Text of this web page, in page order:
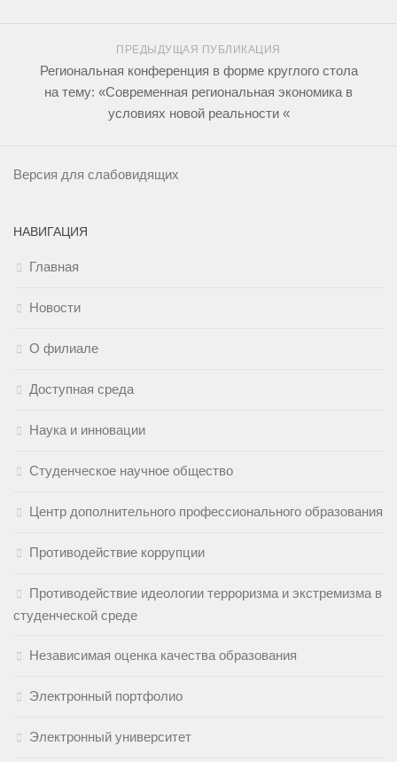
ПРЕДЫДУЩАЯ ПУБЛИКАЦИЯ
Региональная конференция в форме круглого стола
на тему: «Современная региональная экономика в
условиях новой реальности «
Версия для слабовидящих
НАВИГАЦИЯ
Главная
Новости
О филиале
Доступная среда
Наука и инновации
Студенческое научное общество
Центр дополнительного профессионального образования
Противодействие коррупции
Противодействие идеологии терроризма и экстремизма в
студенческой среде
Независимая оценка качества образования
Электронный портфолио
Электронный университет